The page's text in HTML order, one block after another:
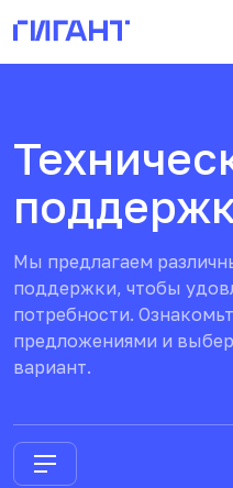
Мы предлагаем
поддержки, чтобы
потребности.
предложениями и
вариант.